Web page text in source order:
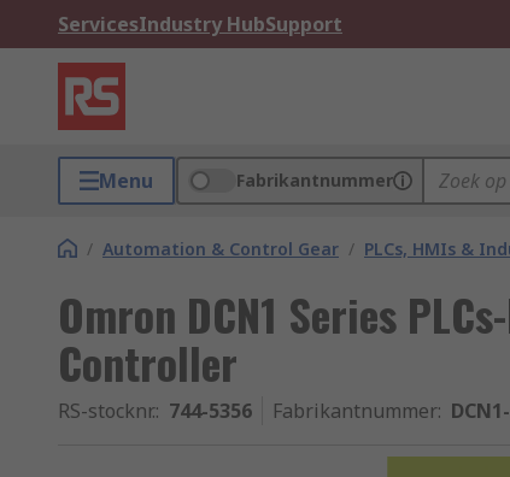
ServicesIndustry HubSupport
Menu Fabrikantnummer
/ Automation & Control Gear / PLCs, HMIs &
Omron DCN1 Series
Controller
RS-stocknr.: 744-5356 Fabrikantnummer: